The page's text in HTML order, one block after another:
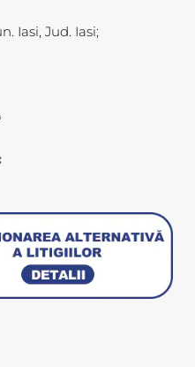
Iasi, Jud. Iasi;